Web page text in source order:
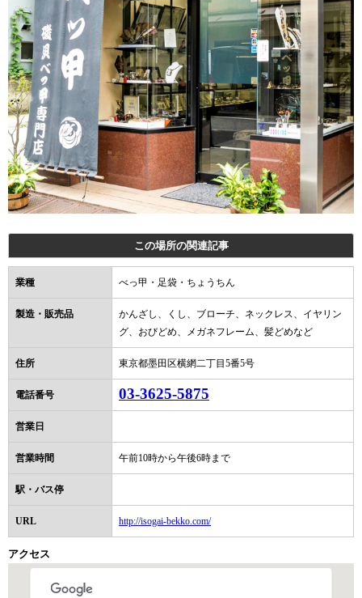
この場所の関連記事
業種 べっ甲・足袋・ちょうちん
製造・販売品
かんざし、くし、ブローチ、ネックレス、イヤリン
グ、おびどめ、メガネフレーム、髪どめなど
住所 東京都墨田区横網二丁目5番5号
電話番号 03-3625-5875
営業日
営業時間 午前10時から午後6時まで
駅・バス停
URL http://isogai-bekko.com/
アクセス